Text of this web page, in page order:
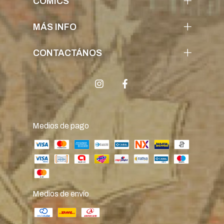
MÁS INFO
CONTACTÁNOS
Medios de pago
Medios de envío